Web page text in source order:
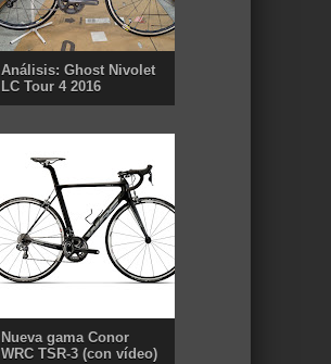
Análisis: Ghost Nivolet
LC Tour 4 2016
Nueva gama Conor
WRC TSR-3 (con vídeo)